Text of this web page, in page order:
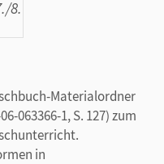
Materialordner
063366-1, S. 127) zum
in